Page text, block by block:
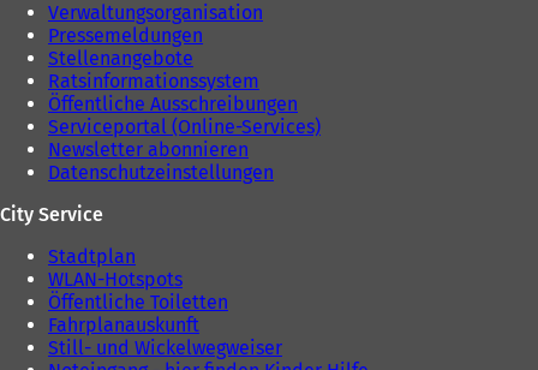
n
T
a
b
)
Verwaltungsorganisation
Pressemeldungen
Stellenangebote
Ratsinformationssystem
Öffentliche Ausschreibungen
Serviceportal (Online-Services)
Newsletter abonnieren
Datenschutzeinstellungen
City Service
Stadtplan
WLAN-Hotspots
Öffentliche Toiletten
Fahrplanauskunft
Still- und Wickelwegweiser